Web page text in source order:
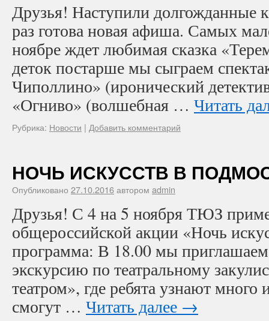
Друзья! Наступили долгожданные
раз готова новая афиша. Самых
ноябре ждет любимая сказка
деток постарше мы сыграем
Чиполлино» (иронический
«Огниво» (волшебная … Читать
Рубрика: Новости | Добавить комментарий
НОЧЬ ИСКУССТВ В
Опубликовано 27.10.2016автором admin
Друзья! С 4 на 5 ноября ТЮЗ
общероссийской акции «Ночь
программа: В 18.00 мы приглашаем
экскурсию по театральному
театром», где ребята узнают много
смогут … Читать далее →